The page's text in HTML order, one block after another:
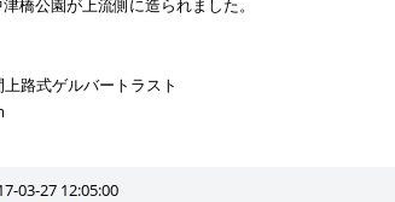
橋公園が上流側に造られました。
路式ゲルバートラスト
03-27 12:05:00